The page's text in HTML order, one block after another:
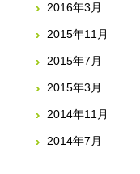
2016年3月
2015年11月
2015年7月
2015年3月
2014年11月
2014年7月